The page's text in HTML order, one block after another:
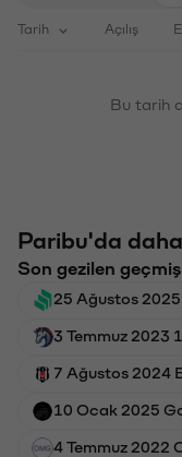
Tarih Açılış
Bu tarih
Paribu'da
Son gezilen
25 Ağustos
3 Temmuz 2023
7 Ağustos 2024
10 Ocak 2025
4 Temmuz 2022